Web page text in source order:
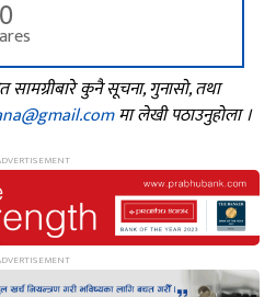
0
सामग्रीबारे कुनै सूचना, गुनासो, तथा
मा लेखी पठाउनुहोला ।